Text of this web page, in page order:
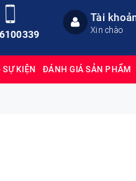
Tài
Xin chào
KIỆN ĐÁNH GIÁ SẢN PHẨM